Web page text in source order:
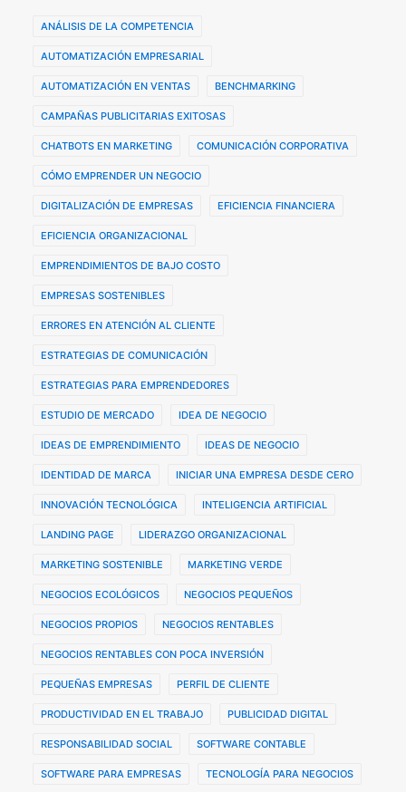
ANÁLISIS DE LA COMPETENCIA
AUTOMATIZACIÓN EMPRESARIAL
AUTOMATIZACIÓN EN VENTAS BENCHMARKING
CAMPAÑAS PUBLICITARIAS EXITOSAS
CHATBOTS EN MARKETING COMUNICACIÓN CORPORATIVA
CÓMO EMPRENDER UN NEGOCIO
DIGITALIZACIÓN DE EMPRESAS EFICIENCIA FINANCIERA
EFICIENCIA ORGANIZACIONAL
EMPRENDIMIENTOS DE BAJO COSTO
EMPRESAS SOSTENIBLES
ERRORES EN ATENCIÓN AL CLIENTE
ESTRATEGIAS DE COMUNICACIÓN
ESTRATEGIAS PARA EMPRENDEDORES
ESTUDIO DE MERCADO IDEA DE NEGOCIO
IDEAS DE EMPRENDIMIENTO IDEAS DE NEGOCIO
IDENTIDAD DE MARCA INICIAR UNA EMPRESA DESDE CERO
INNOVACIÓN TECNOLÓGICA INTELIGENCIA ARTIFICIAL
LANDING PAGE LIDERAZGO ORGANIZACIONAL
MARKETING SOSTENIBLE MARKETING VERDE
NEGOCIOS ECOLÓGICOS NEGOCIOS PEQUEÑOS
NEGOCIOS PROPIOS NEGOCIOS RENTABLES
NEGOCIOS RENTABLES CON POCA INVERSIÓN
PEQUEÑAS EMPRESAS PERFIL DE CLIENTE
PRODUCTIVIDAD EN EL TRABAJO PUBLICIDAD DIGITAL
RESPONSABILIDAD SOCIAL SOFTWARE CONTABLE
SOFTWARE PARA EMPRESAS TECNOLOGÍA PARA NEGOCIOS